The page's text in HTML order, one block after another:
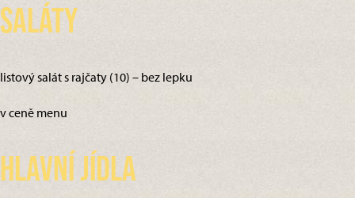
Saláty
listový salát s rajčaty (10) – bez lepku
v ceně menu
Hlavní jídla